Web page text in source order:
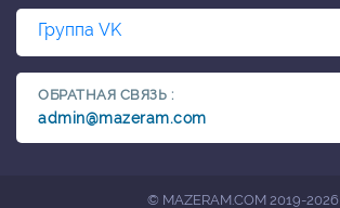
Группа VK
ОБРАТНАЯ СВЯЗЬ :
admin@mazeram.com
© MAZERAM.COM 2019-2026